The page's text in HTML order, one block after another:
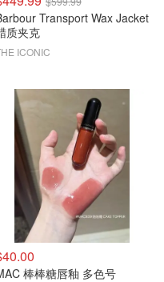
Transport Wax Jacket
质夹克
ICONIC
棒棒糖唇釉 多色号